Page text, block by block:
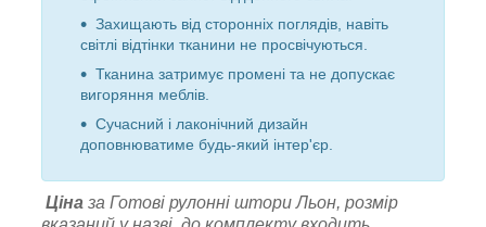
Захищають від сторонніх поглядів, навіть
світлі відтінки тканини не просвічуються.
Тканина затримує промені та не допускає
вигоряння меблів.
Сучасний і лаконічний дизайн
доповнюватиме будь-який інтер'єр.
Ціна за Готові рулонні штори Льон, розмір